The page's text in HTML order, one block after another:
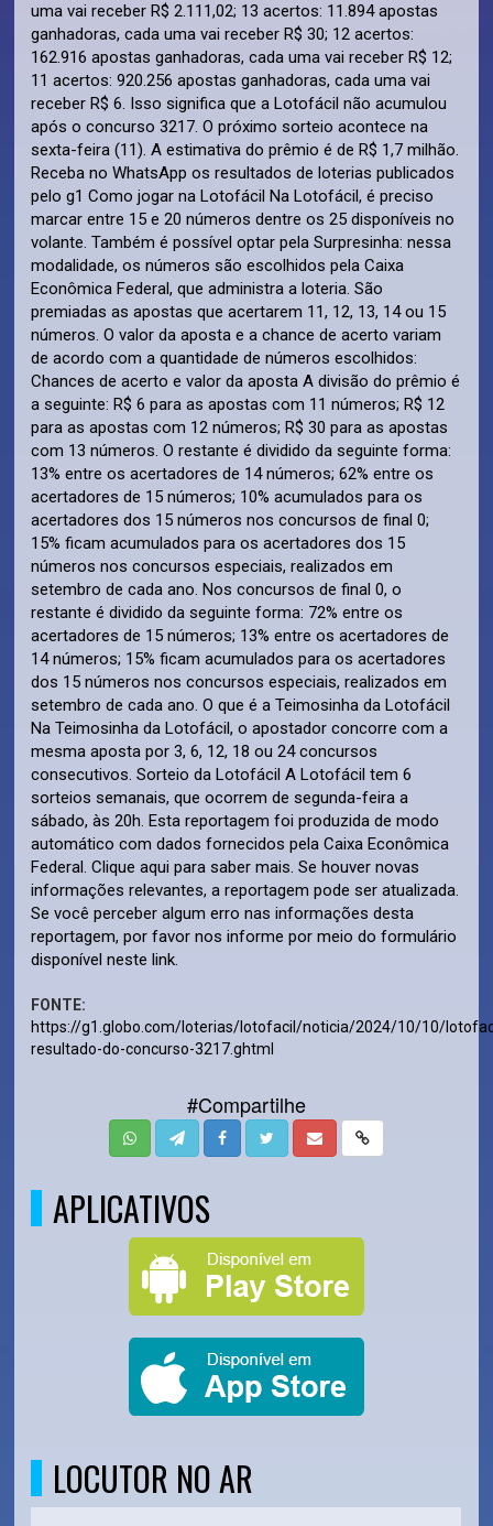
uma vai receber R$ 2.111,02; 13 acertos: 11.894 apostas
ganhadoras, cada uma vai receber R$ 30; 12 acertos:
162.916 apostas ganhadoras, cada uma vai receber R$ 12;
11 acertos: 920.256 apostas ganhadoras, cada uma vai
receber R$ 6. Isso significa que a Lotofácil não acumulou
após o concurso 3217. O próximo sorteio acontece na
sexta-feira (11). A estimativa do prêmio é de R$ 1,7 milhão.
Receba no WhatsApp os resultados de loterias publicados
pelo g1 Como jogar na Lotofácil Na Lotofácil, é preciso
marcar entre 15 e 20 números dentre os 25 disponíveis no
volante. Também é possível optar pela Surpresinha: nessa
modalidade, os números são escolhidos pela Caixa
Econômica Federal, que administra a loteria. São
premiadas as apostas que acertarem 11, 12, 13, 14 ou 15
números. O valor da aposta e a chance de acerto variam
de acordo com a quantidade de números escolhidos:
Chances de acerto e valor da aposta A divisão do prêmio é
a seguinte: R$ 6 para as apostas com 11 números; R$ 12
para as apostas com 12 números; R$ 30 para as apostas
com 13 números. O restante é dividido da seguinte forma:
13% entre os acertadores de 14 números; 62% entre os
acertadores de 15 números; 10% acumulados para os
acertadores dos 15 números nos concursos de final 0;
15% ficam acumulados para os acertadores dos 15
números nos concursos especiais, realizados em
setembro de cada ano. Nos concursos de final 0, o
restante é dividido da seguinte forma: 72% entre os
acertadores de 15 números; 13% entre os acertadores de
14 números; 15% ficam acumulados para os acertadores
dos 15 números nos concursos especiais, realizados em
setembro de cada ano. O que é a Teimosinha da Lotofácil
Na Teimosinha da Lotofácil, o apostador concorre com a
mesma aposta por 3, 6, 12, 18 ou 24 concursos
consecutivos. Sorteio da Lotofácil A Lotofácil tem 6
sorteios semanais, que ocorrem de segunda-feira a
sábado, às 20h. Esta reportagem foi produzida de modo
automático com dados fornecidos pela Caixa Econômica
Federal. Clique aqui para saber mais. Se houver novas
informações relevantes, a reportagem pode ser atualizada.
Se você perceber algum erro nas informações desta
reportagem, por favor nos informe por meio do formulário
disponível neste link.
FONTE:
https://g1.globo.com/loterias/lotofacil/noticia/2024/10/10/
resultado-do-concurso-3217.ghtml
#Compartilhe
APLICATIVOS
LOCUTOR NO AR